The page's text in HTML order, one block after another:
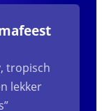
tropisch
lekker